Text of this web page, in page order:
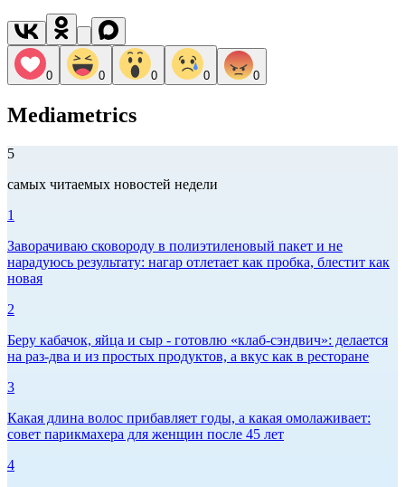
0 0 0 0 0
Mediametrics
5
самых читаемых новостей недели
1
Заворачиваю сковороду в полиэтиленовый пакет и не
нарадуюсь результату: нагар отлетает как пробка, блестит как
новая
2
Беру кабачок, яйца и сыр - готовлю «клаб-сэндвич»: делается
на раз-два и из простых продуктов, а вкус как в ресторане
3
Какая длина волос прибавляет годы, а какая омолаживает:
совет парикмахера для женщин после 45 лет
4